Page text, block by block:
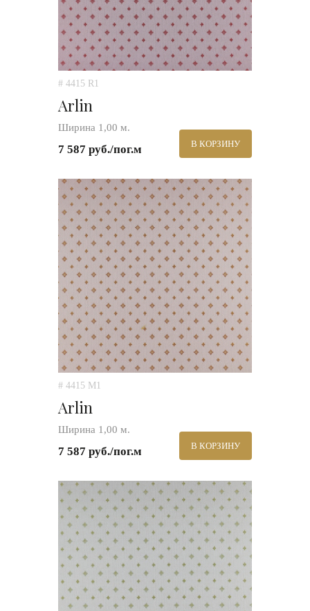
# 4415 R1
Arlin
Ширина 1,00 м.
7 587 руб./пог.м В КОРЗИНУ
# 4415 M1
Arlin
Ширина 1,00 м.
7 587 руб./пог.м В КОРЗИНУ